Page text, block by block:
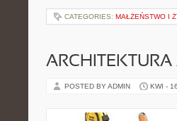
CATEGORIES: MAŁŻEŃSTWO I
POSTED BY ADMIN KWI -